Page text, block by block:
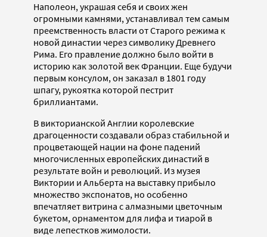
Наполеон, украшая себя и своих жен
огромными камнями, устанавливал тем самым
преемственность власти от Старого режима к
новой династии через символику Древнего
Рима. Его правление должно было войти в
историю как золотой век Франции. Еще будучи
первым консулом, он заказал в 1801 году
шпагу, рукоятка которой пестрит
бриллиантами.
В викторианской Англии королевские
драгоценности создавали образ стабильной и
процветающей нации на фоне падений
многочисленных европейских династий в
результате войн и революций. Из музея
Виктории и Альберта на выставку прибыло
множество экспонатов, но особенно
впечатляет витрина с алмазными цветочным
букетом, орнаментом для лифа и тиарой в
виде лепестков жимолости.